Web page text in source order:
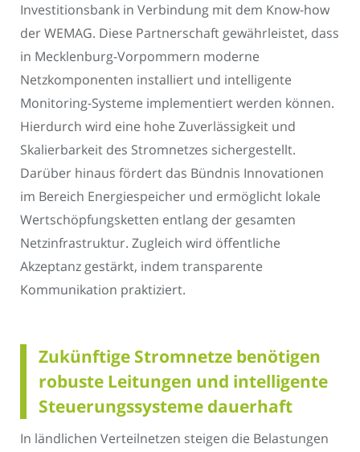
Investitionsbank in Verbindung mit dem Know-how
der WEMAG. Diese Partnerschaft gewährleistet, dass
in Mecklenburg-Vorpommern moderne
Netzkomponenten installiert und intelligente
Monitoring-Systeme implementiert werden können.
Hierdurch wird eine hohe Zuverlässigkeit und
Skalierbarkeit des Stromnetzes sichergestellt.
Darüber hinaus fördert das Bündnis Innovationen
im Bereich Energiespeicher und ermöglicht lokale
Wertschöpfungsketten entlang der gesamten
Netzinfrastruktur. Zugleich wird öffentliche
Akzeptanz gestärkt, indem transparente
Kommunikation praktiziert.
Zukünftige Stromnetze benötigen
robuste Leitungen und intelligente
Steuerungssysteme dauerhaft
In ländlichen Verteilnetzen steigen die Belastungen